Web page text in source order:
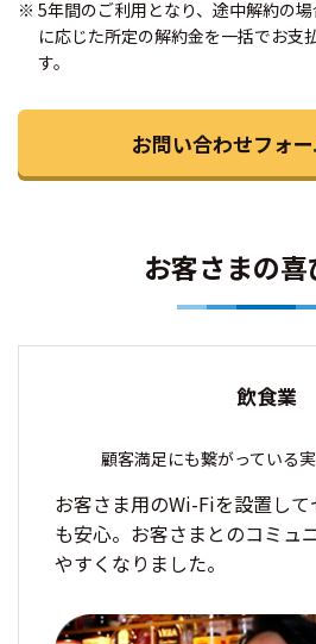
5年間のご利用となり、途中解約の
に応じた所定の解約金を一括でお支
す。
お問い合わせフォ
お客さまの
飲食業
顧客満足にも繋がっている
お客さま用のWi-Fiを設置し
も安心。 お客さまとのコミュ
やすくなりました。